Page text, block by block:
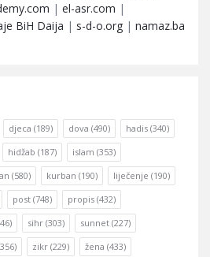
| el-asr.com |
BiH Daija | s-d-o.org | namaz.ba
djeca (189) dova (490) hadis (340)
hidžab (187) islam (353)
(580) kurban (190) liječenje (190)
post (748) propis (432)
sihr (303) sunnet (227)
zikr (229) žena (433)